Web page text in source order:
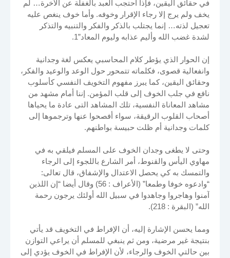
في حقائق اليقين، فإذا احتجب العبد بالغفلة عن الآخرة… لم
يخف ولم يرج إلا رجاء الإقرار وخوفه. وأما خوف ينغص عليه
تعجيل لذته… إنما يجتلب بالذكر والفكر والتنبيه والتذكر
لشدة غضب الله وأليم عذابه وليوم المعاد”1.
إن الحوار الذي يؤطر كلام المحاسبي يعكس لغة وجدانية
وانفعالية قصوى، فكلماته تتمحور حول الوعد والوعيد والفكر،
وحقائق اليقين، كما يبرز مفهوم التخويف النفسي كأسلوب
نافع في جلب الخوف إلى قلب المؤمن. إننا أمام مشهد من
مشاهد المعاناة النفسية، تلك المشاهد التى عادة ما يحياها
أصحاب القلوب الرقيقة، سواء أفصحوا عنها وترجموها إلى
كلمات وجدانية أم ظلت حبيسة بواطنهم.
وحتى لا يطغى وجدان الخوف على المسلم فيلقي به في
مهاوي اليأس والقنوط، أمر الشارع باللجوء إلى الرجاء
والتمسك به كي يحصل الاعتدال والإشفاق، قال تعالى:
“وادعوه خوفا وطمعا” (الأعراف : 56) وقال أيضا “إن اللذين
آمنوا وهاجروا وجاهدوا في سبيل الله أولئك يرجون رحمة
الله” (البقرة : 218).
ومما يحسن الإشارة إليه، أن الإفراط في التخويف قد يأتي
بنتيجة غير مرضية، ومن ثم ينبغي للمسلم أن يراعي التوازن
بين حالتي الخوف والرجاء، لأن الإفراط في الخوف يؤدي إلى